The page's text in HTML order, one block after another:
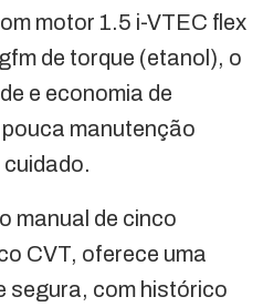
motor 1.5 i-VTEC flex
de torque (etanol), o
e economia de
manutenção
manual de cinco
CVT, oferece uma
segura, com histórico